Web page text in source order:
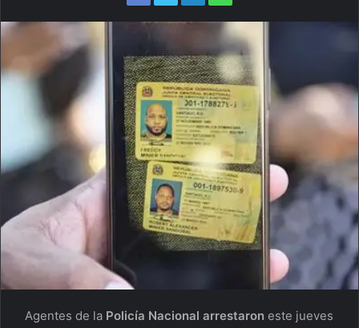
Agentes de la Policía Nacional arrestaron este jueves